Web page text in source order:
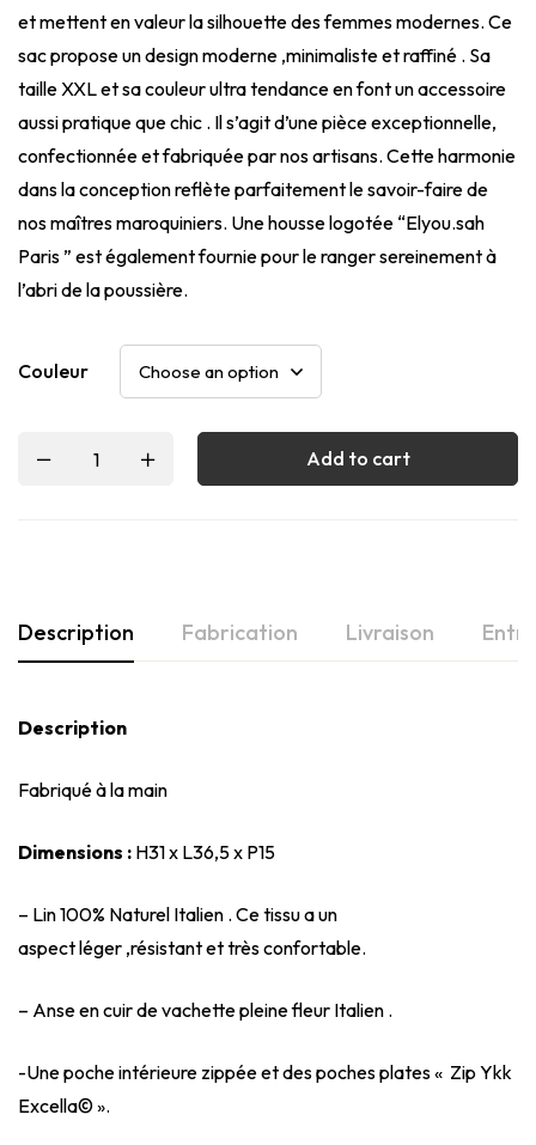
et mettent en valeur la silhouette des femmes modernes. Ce
sac propose un design moderne ,minimaliste et raffiné . Sa
taille XXL et sa couleur ultra tendance en font un accessoire
aussi pratique que chic . Il s’agit d’une pièce exceptionnelle,
confectionnée et fabriquée par nos artisans. Cette harmonie
dans la conception reflète parfaitement le savoir-faire de
nos maîtres maroquiniers. Une housse logotée “Elyou.sah
Paris ” est également fournie pour le ranger sereinement à
l’abri de la poussière.
Couleur
Add to cart
Description Fabrication Livraison
Description
Fabriqué à la main
Dimensions : H31 x L36,5 x P15
– Lin 100% Naturel Italien . Ce tissu a un
aspect léger ,résistant et très confortable.
– Anse en cuir de vachette pleine fleur Italien .
-Une poche intérieure zippée et des poches plates « Zip Ykk
Excella© ».